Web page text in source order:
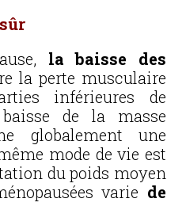
la baisse des
la perte musculaire
inférieures de
de la masse
globalement une
mode de vie est
du poids moyen
varie de